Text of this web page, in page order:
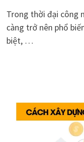
Trong thời đại công
càng trở nên phổ
biệt, …